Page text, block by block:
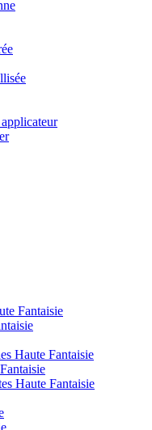
applicateur
Fantaisie
Haute Fantaisie
Haute Fantaisie